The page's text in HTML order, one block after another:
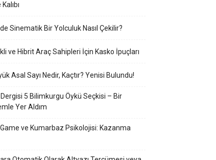
Sinematik Bir Yolculuk Nasıl Çekilir?
ve Hibrit Araç Sahipleri İçin Kasko İpuçları
Asal Sayı Nedir, Kaçtır? Yenisi Bulundu!
5 Bilimkurgu Öykü Seçkisi – Bir
Yer Aldım
ve Kumarbaz Psikolojisi: Kazanma